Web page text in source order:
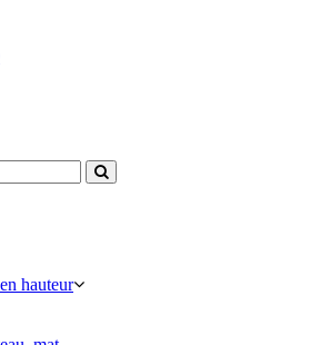
hauteur